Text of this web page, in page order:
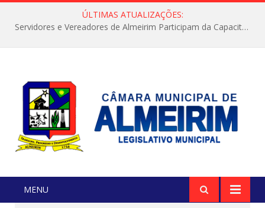
ÚLTIMAS ATUALIZAÇÕES:
Servidores e Vereadores de Almeirim Participam da Capacitação “Orientar é a Nossa Missão”
MENU